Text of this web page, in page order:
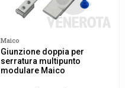
Maico
Giunzione doppia per
serratura multipunto
modulare Maico